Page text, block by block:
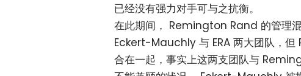
已经没有强力对手可与之抗衡。
在此期间， Remington Rand 的管理
Eckert-Mauchly 与 ERA 两大团队，
合在一起，事实上这两支团队与